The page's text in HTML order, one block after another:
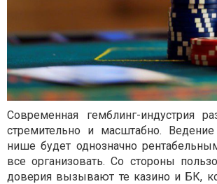
Современная гемблинг-индустрия
стремительно и масштабно.
нише будет однозначно
все организовать. Со стороны
доверия вызывают те казино и БК,